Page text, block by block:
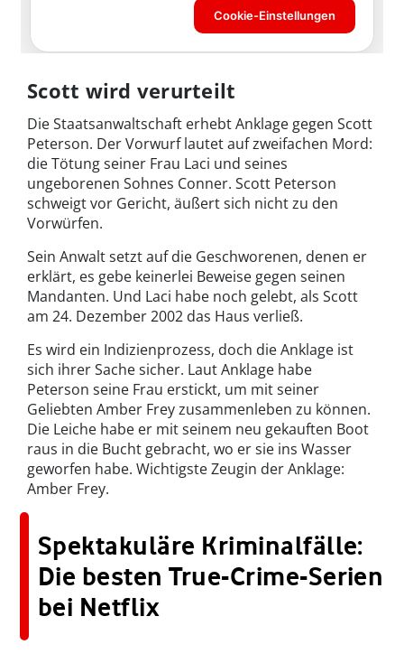
Scott wird verurteilt
Die Staatsanwaltschaft erhebt Anklage gegen Scott
Peterson. Der Vorwurf lautet auf zweifachen Mord:
die Tötung seiner Frau Laci und seines
ungeborenen Sohnes Conner. Scott Peterson
schweigt vor Gericht, äußert sich nicht zu den
Vorwürfen.
Sein Anwalt setzt auf die Geschworenen, denen er
erklärt, es gebe keinerlei Beweise gegen seinen
Mandanten. Und Laci habe noch gelebt, als Scott
am 24. Dezember 2002 das Haus verließ.
Es wird ein Indizienprozess, doch die Anklage ist
sich ihrer Sache sicher. Laut Anklage habe
Peterson seine Frau erstickt, um mit seiner
Geliebten Amber Frey zusammenleben zu können.
Die Leiche habe er mit seinem neu gekauften Boot
raus in die Bucht gebracht, wo er sie ins Wasser
geworfen habe. Wichtigste Zeugin der Anklage:
Amber Frey.
Spektakuläre Kriminalfälle:
Die besten True-Crime-Serien
bei Netflix